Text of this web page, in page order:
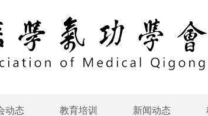
动态 教育培训 新闻动态